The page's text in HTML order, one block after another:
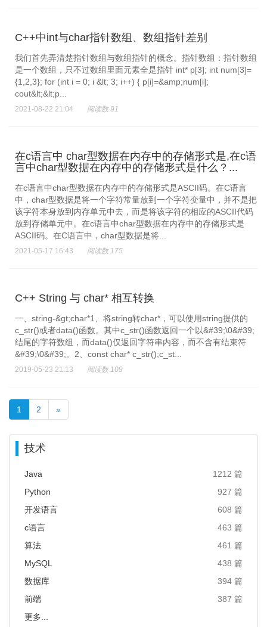
C++中int与char指针数组、数组指针差别
我们首先弄清楚指针数组与数组指针的概念。指针数组：指针数组
是一个数组，只不过数组里面元素全是指针 int* p[3]; int num[3]=
{1,2,3}; for (int i = 0; i &lt; 3; i++) { p[i]=&amp;num[i];
cout&lt;&lt;p...
2021-08-22 21:04 阅读数 91
在c语言中 char型数据在内存中的存储形式是,在c语
言中char型数据在内存中的存储形式是什么？...
在c语言中char型数据在内存中的存储形式是ASCII码。在C语言
中，char型数据是将一个字符常量放到一个字符变量中，并不是把
该字符本身放到内存单元中去，而是将该字符的相应的ASCII代码
放到存储单元中。在c语言中char型数据在内存中的存储形式是
ASCII码。在C语言中，char型数据是将...
2021-05-17 16:43 阅读数 175
C++ String 与 char* 相互转换
一、string-&gt;char*1、将string转char*，可以使用string提供的
c_str()或者data()函数。其中c_str()函数返回一个以&#39;\0&#39;
结尾的字符数组，而data()仅返回字符串内容，而不含有结束符
&#39;\0&#39;。2、const char* c_str();c_st...
2019-05-23 21:13 阅读数 109
1 2 »
技术
Java
1212 篇
Python
927 篇
开发语言
608 篇
c语言
463 篇
算法
461 篇
MySQL
438 篇
数据库
394 篇
前端
387 篇
更多...